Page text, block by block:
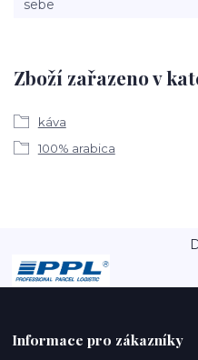
Zboží zařazeno v
káva
100% arabica
Doprava a
Informace pro zákazníky